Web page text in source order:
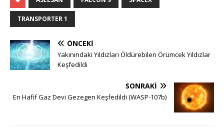
TRANSPORTER 1
ÖNCEKI
Yakınındaki Yıldızları Öldürebilen Örümcek Yıldızlar
Keşfedildi
SONRAKI
En Hafif Gaz Devi Gezegen Keşfedildi (WASP-107b)